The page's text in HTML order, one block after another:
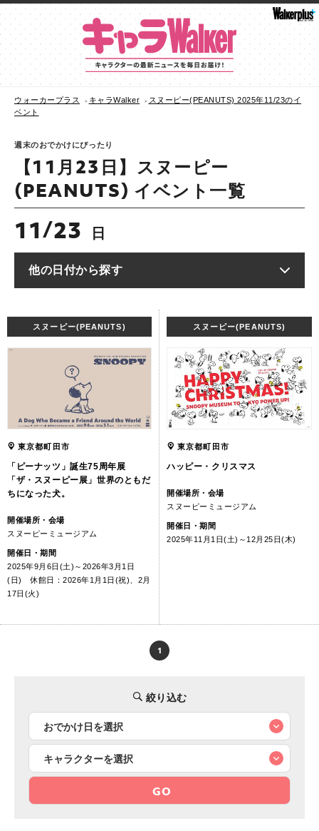
ウォーカープラス キャラWalker
スヌーピー(PEANUTS) 2025年11/23のイ
ベント
週末のおでかけにぴったり
【11月23日】スヌーピー
(PEANUTS) イベント一覧
11/23 日
他の日付から探す
スヌーピー(PEANUTS)
東京都町田市
「ピーナッツ」誕生75周年展
「ザ・スヌーピー展」世界のともだ
ちになった犬。
開催場所・会場
スヌーピーミュージアム
開催日・期間
2025年9月6日(土)～2026年3月1日
(日) 休館日：2026年1月1日(祝)、2月
17日(火)
スヌーピー(PEANUTS)
東京都町田市
ハッピー・クリスマス
開催場所・会場
スヌーピーミュージアム
開催日・期間
2025年11月1日(土)～12月25日(木)
1
絞り込む
GO